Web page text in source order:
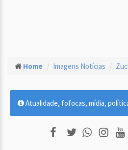
Home Imagens Notícias
Atualidade, fofocas, mídia,